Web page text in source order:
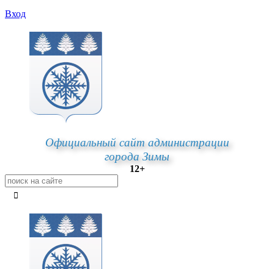
Вход
Официальный сайт администрации
города Зимы
12+